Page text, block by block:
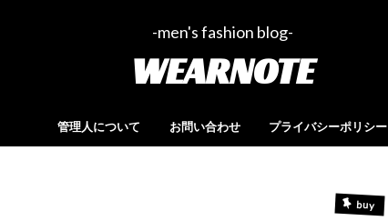
-men's fashion blog-
WEARNOTE
管理人について お問い合わせ プライバシーポリシー
buy